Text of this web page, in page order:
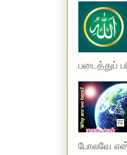
படைத்துப்
போலவே